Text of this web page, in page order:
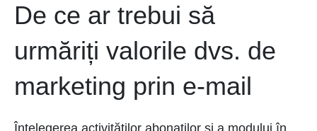
De ce ar trebui să
urmăriți valorile dvs. de
marketing prin e-mail
Înțelegerea activităților abonaților și a modului în